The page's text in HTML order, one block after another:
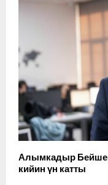
Алымкадыр
кийин үн катты